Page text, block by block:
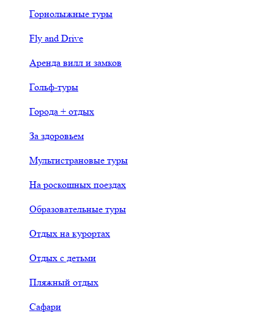
Горнолыжные туры
Fly and Drive
Аренда вилл и замков
Гольф-туры
Города + отдых
За здоровьем
Мультистрановые туры
На роскошных поездах
Образовательные туры
Отдых на курортах
Отдых с детьми
Пляжный отдых
Сафари